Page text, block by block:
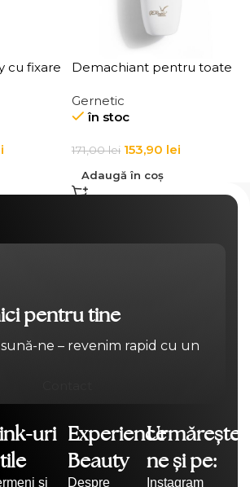
cu fixare
Demachiant pentru toate
Demaquillant Douceur All
Skin Types Make-Up
Gernetic
în stoc
171,00lei 153,90 lei
Adaugă în coș
pentru tine
ne – revenim rapid cu un
uri
și
Experience
Beauty
Despre
Urmărește-
ne și pe:
Instagram